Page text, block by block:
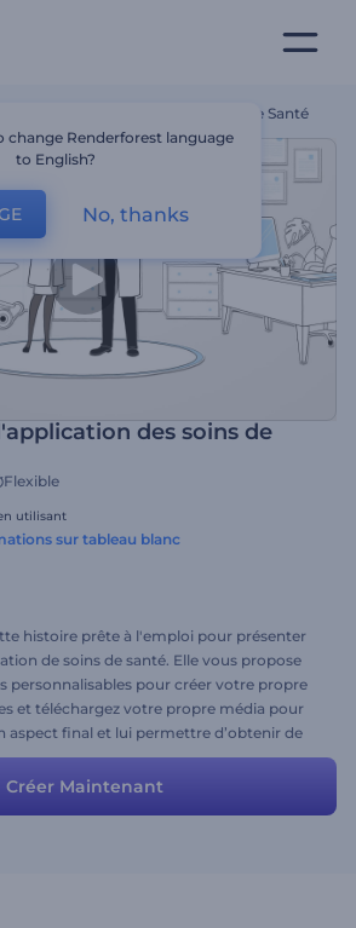
De L'application Des Soins De Santé
des soins de
Flexible
utilisant
sur tableau blanc
histoire prête à l'emploi pour présenter
de soins de santé. Elle vous propose
personnalisables pour créer votre propre
et téléchargez votre propre média pour
aspect final et lui permettre d’obtenir de
Créer Maintenant
change Renderforest language
to English?
No, thanks